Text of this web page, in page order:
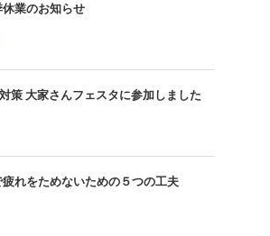
業のお知らせ
策 大家さんフェスタに参加しました
れをためないための５つの工夫